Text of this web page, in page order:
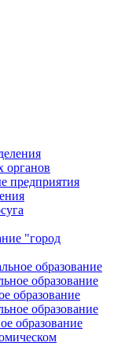
органов
предприятия
"город
образование
образование
образование
образование
образование